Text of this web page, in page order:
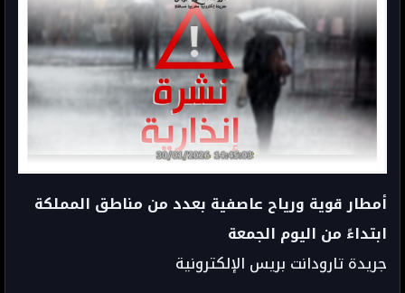
أمطار قوية ورياح عاصفية بعدد من مناطق المملكة
ابتداءً من اليوم الجمعة
جريدة تارودانت بريس الإلكترونية